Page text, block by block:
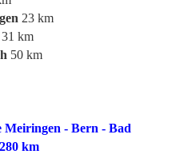
23 km
31 km
50 km
Meiringen - Bern - Bad
km